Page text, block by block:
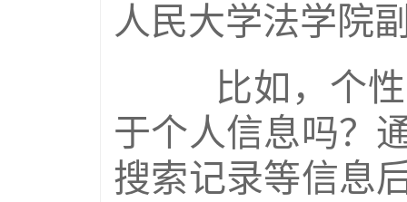
人民大学法学院
比如，个性
于个人信息吗？
搜索记录等信息